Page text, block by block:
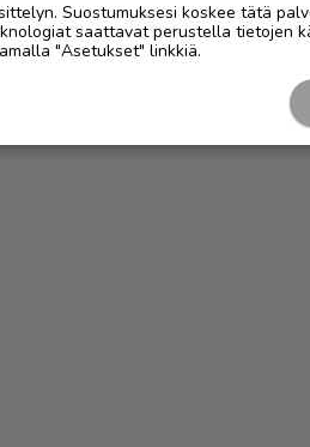
Suostumuksesi koskee tätä
saattavat perustella
"Asetukset" linkkiä.